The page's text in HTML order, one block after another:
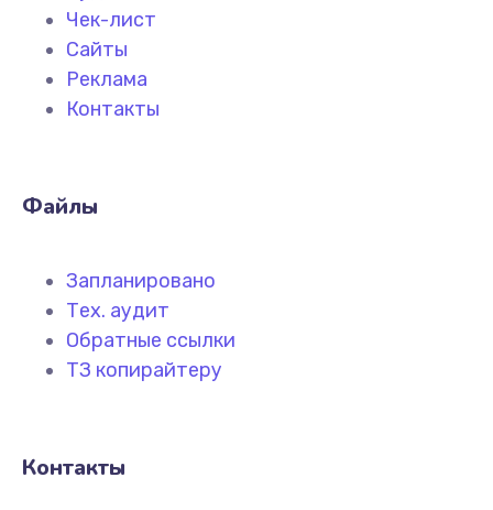
Чек-лист
Сайты
Реклама
Контакты
Файлы
Запланировано
Тех. аудит
Обратные ссылки
ТЗ копирайтеру
Контакты